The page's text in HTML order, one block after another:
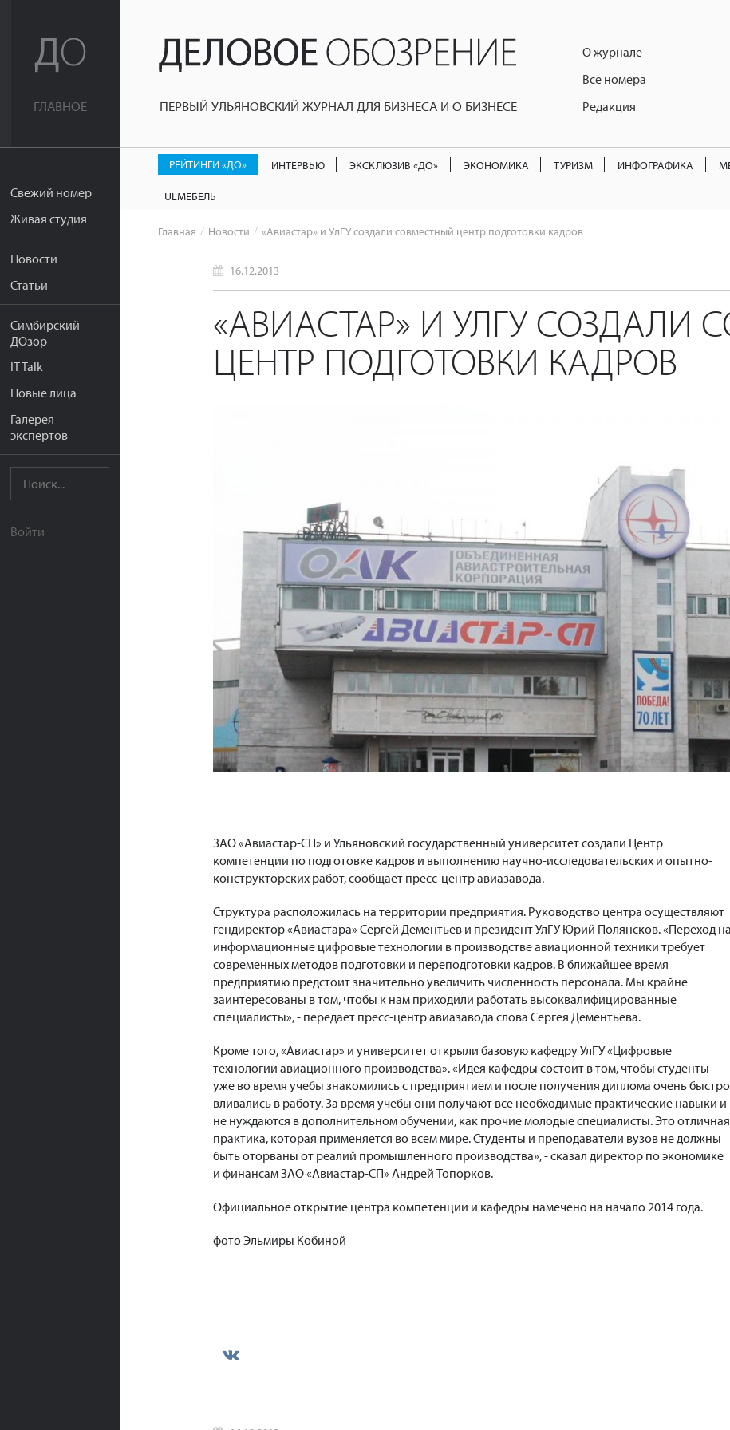
ГЛАВНОЕ
Свежий номер
Живая студия
Новости
Статьи
Симбирский
ДОзор
IT Talk
Новые лица
Галерея
экспертов
Войти
ПЕРВЫЙ УЛЬЯНОВСКИЙ ЖУРНАЛ ДЛЯ БИЗНЕСА И О БИЗНЕСЕ
О журнале
Все номера
Редакция
РЕЙТИНГИ «ДО» ИНТЕРВЬЮ ЭКСКЛЮЗИВ «ДО» ЭКОНОМИКА ТУРИЗМ ИНФОГРАФИКА
ULМЕБЕЛЬ
Главная Новости «Авиастар» и УлГУ создали совместный центр подготовки кадров
16.12.2013
«АВИАСТАР» И УЛГУ СОЗДАЛИ
ЦЕНТР ПОДГОТОВКИ КАДРОВ
ЗАО «Авиастар-СП» и Ульяновский государственный университет создали Центр
компетенции по подготовке кадров и выполнению научно-исследовательских и опытно-
конструкторских работ, сообщает пресс-центр авиазавода.
Структура расположилась на территории предприятия. Руководство центра осуществляют
гендиректор «Авиастара» Сергей Дементьев и президент УлГУ Юрий Полянсков. «Переход на
информационные цифровые технологии в производстве авиационной техники требует
современных методов подготовки и переподготовки кадров. В ближайшее время
предприятию предстоит значительно увеличить численность персонала. Мы крайне
заинтересованы в том, чтобы к нам приходили работать высоквалифицированные
специалисты», - передает пресс-центр авиазавода слова Сергея Дементьева.
Кроме того, «Авиастар» и университет открыли базовую кафедру УлГУ «Цифровые
технологии авиационного производства». «Идея кафедры состоит в том, чтобы студенты
уже во время учебы знакомились с предприятием и после получения диплома очень быстро
вливались в работу. За время учебы они получают все необходимые практические навыки и
не нуждаются в дополнительном обучении, как прочие молодые специалисты. Это отличная
практика, которая применяется во всем мире. Студенты и преподаватели вузов не должны
быть оторваны от реалий промышленного производства», - сказал директор по экономике
и финансам ЗАО «Авиастар-СП» Андрей Топорков.
Официальное открытие центра компетенции и кафедры намечено на начало 2014 года.
фото Эльмиры Кобиной